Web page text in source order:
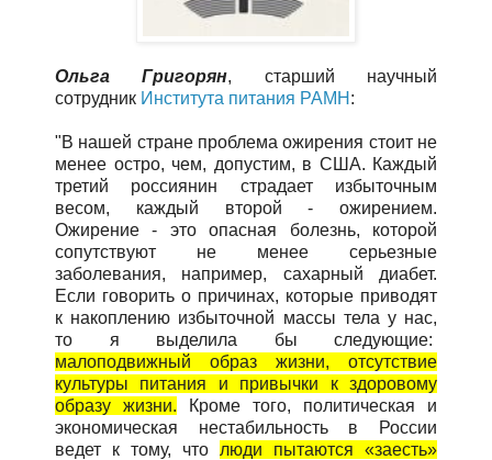
Ольга Григорян, старший научный
сотрудник Института питания РАМН :
"В нашей стране проблема ожирения стоит не
менее остро, чем, допустим, в США. Каждый
третий россиянин страдает избыточным
весом, каждый второй - ожирением.
Ожирение - это опасная болезнь, которой
сопутствуют не менее серьезные
заболевания, например, сахарный диабет.
Если говорить о причинах, которые приводят
к накоплению избыточной массы тела у нас,
то я выделила бы следующие:
малоподвижный образ жизни, отсутствие
культуры питания и привычки к здоровому
образу жизни. Кроме того, политическая и
экономическая нестабильность в России
ведет к тому, что люди пытаются «заесть»